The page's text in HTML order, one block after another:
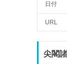
日付
URL
尖閣